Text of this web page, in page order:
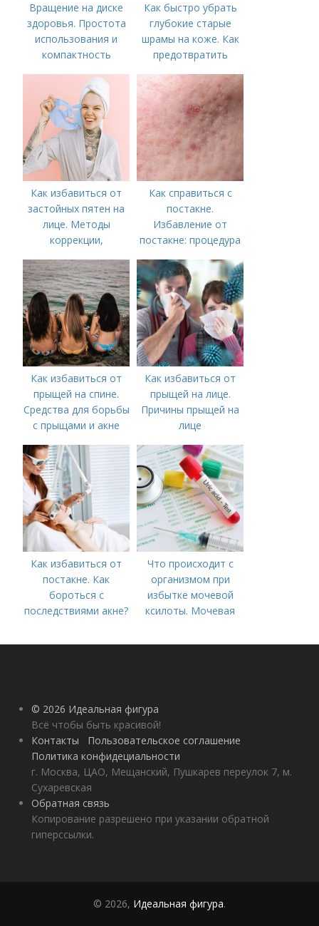
Вращение на диске
здоровья. Простота
использования и
компактность
Как быстро убрать
глубокие старые
шрамы на коже. Как
предотвратить
Как избавиться от
застойных пятен на
лице. Методы
коррекции,
акне и удаления
рубцов и шрамов
постакне
Как справиться с
постакне.
Избавление от
постакне: процедура
Как избавиться от
прыщей на спине.
Средства для борьбы
с прыщами и акне
Как избавиться от
прыщей на лице.
Причины прыщей на
лице
Как избавиться от
постакне. Как
бороться с
последствиями акне?
Что происходит с
организмом при
избытке мочевой
ксилоты. Мочевая
норма и отклонения
© 2026 Идеальная фигура
Всё чтобы быть красивой!
Контакты
Пользовательское соглашение
Политика конфидециальности
г. Москва, ЦАО, Мещанский, Пушкарев переулок 7, м.
Сухаревская
Обратная связь
Копирование разрешено при указании обратной
гиперссылки.
© 2026, Идеальная фигура.